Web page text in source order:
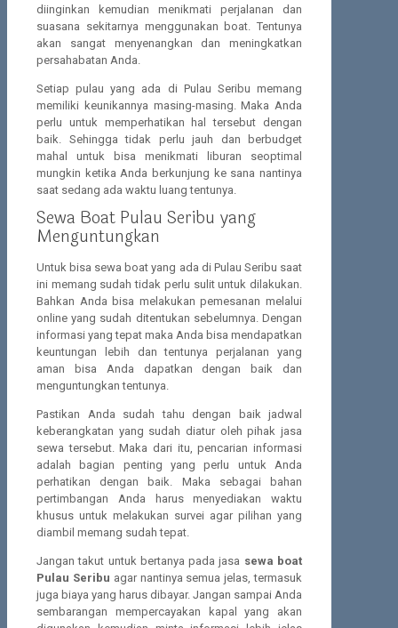
diinginkan kemudian menikmati perjalanan dan
suasana sekitarnya menggunakan boat. Tentunya
akan sangat menyenangkan dan meningkatkan
persahabatan Anda.
Setiap pulau yang ada di Pulau Seribu memang
memiliki keunikannya masing-masing. Maka Anda
perlu untuk memperhatikan hal tersebut dengan
baik. Sehingga tidak perlu jauh dan berbudget
mahal untuk bisa menikmati liburan seoptimal
mungkin ketika Anda berkunjung ke sana nantinya
saat sedang ada waktu luang tentunya.
Sewa Boat Pulau Seribu yang
Menguntungkan
Untuk bisa sewa boat yang ada di Pulau Seribu saat
ini memang sudah tidak perlu sulit untuk dilakukan.
Bahkan Anda bisa melakukan pemesanan melalui
online yang sudah ditentukan sebelumnya. Dengan
informasi yang tepat maka Anda bisa mendapatkan
keuntungan lebih dan tentunya perjalanan yang
aman bisa Anda dapatkan dengan baik dan
menguntungkan tentunya.
Pastikan Anda sudah tahu dengan baik jadwal
keberangkatan yang sudah diatur oleh pihak jasa
sewa tersebut. Maka dari itu, pencarian informasi
adalah bagian penting yang perlu untuk Anda
perhatikan dengan baik. Maka sebagai bahan
pertimbangan Anda harus menyediakan waktu
khusus untuk melakukan survei agar pilihan yang
diambil memang sudah tepat.
Jangan takut untuk bertanya pada jasa sewa boat
Pulau Seribu agar nantinya semua jelas, termasuk
juga biaya yang harus dibayar. Jangan sampai Anda
sembarangan mempercayakan kapal yang akan